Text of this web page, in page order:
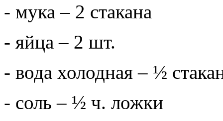
- мука – 2 стакана
- яйца – 2 шт.
- вода холодная – ½
- соль – ½ ч. ложки